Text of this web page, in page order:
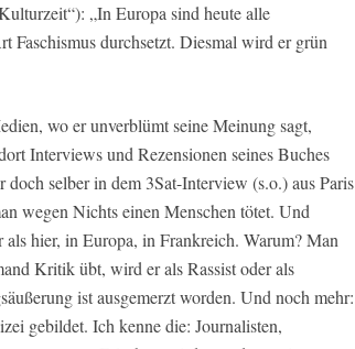
„In Europa sind heute alle
Faschismus durchsetzt. Diesmal wird er grün
wo er unverblümt seine Meinung sagt,
Interviews und Rezensionen seines Buches
selber in dem 3Sat-Interview (s.o.) aus Paris
wegen Nichts einen Menschen tötet. Und
hier, in Europa, in Frankreich. Warum? Man
Kritik übt, wird er als Rassist oder als
ist ausgemerzt worden. Und noch mehr:
gebildet. Ich kenne die: Journalisten,